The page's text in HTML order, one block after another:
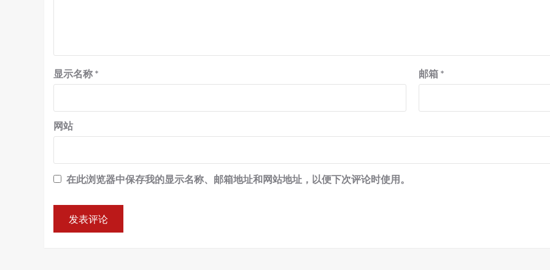
显示名称 * 邮箱 *
网站
在此浏览器中保存我的显示名称、邮箱地址和网站地址，以便下次评论时使用。